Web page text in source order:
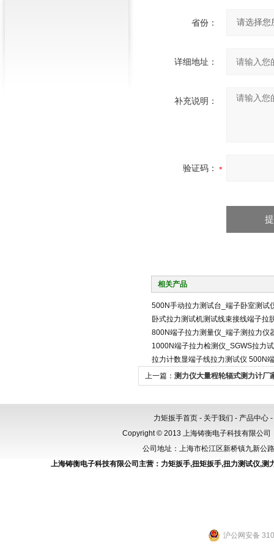
省份：
详细地址：
补充说明：
验证码：
相关产品
500N手动拉力测试台_端子卧室测试
卧式拉力测试机测试线束接线端子拉
800N端子拉力测量仪_端子测拉力仪
1000N端子拉力检测仪_SGWS拉力
拉力计数显端子线拉力测试仪 500N
上一篇： 测力仪大量程轮辐式测力计厂
力矩扳手首页 - 关于我们 - 产品中心 -
Copyright © 2013 上海铸衡电子科技有限公
公司地址：上海市松江区新桥镇九新
上海铸衡电子科技有限公司主营： 力矩扳手,扭矩扳手,扭力测试仪,测
沪公网安备